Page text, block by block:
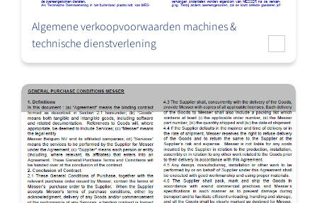
Algemene verkoopvoorwaarden machines &
technische dienstverlening